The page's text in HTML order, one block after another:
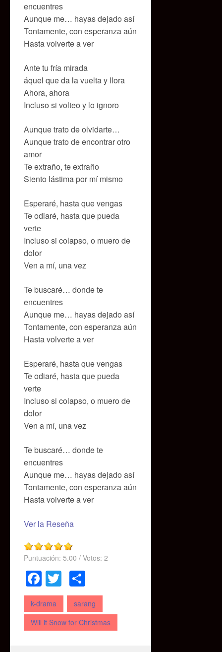
encuentres
Aunque me… hayas dejado así
Tontamente, con esperanza aún
Hasta volverte a ver
Ante tu fría mirada
áquel que da la vuelta y llora
Ahora, ahora
Incluso si volteo y lo ignoro
Aunque trato de olvidarte…
Aunque trato de encontrar otro
amor
Te extraño, te extraño
Siento lástima por mí mismo
Esperaré, hasta que vengas
Te odiaré, hasta que pueda
verte
Incluso si colapso, o muero de
dolor
Ven a mí, una vez
Te buscaré… donde te
encuentres
Aunque me… hayas dejado así
Tontamente, con esperanza aún
Hasta volverte a ver
Esperaré, hasta que vengas
Te odiaré, hasta que pueda
verte
Incluso si colapso, o muero de
dolor
Ven a mí, una vez
Te buscaré… donde te
encuentres
Aunque me… hayas dejado así
Tontamente, con esperanza aún
Hasta volverte a ver
Ver la Reseña
Puntuación: 5.00 / Votos: 2
Facebook
Twitter
k-drama
sarang
Will it Snow for Christmas